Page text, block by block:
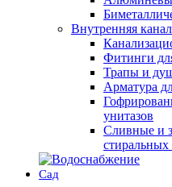
Внутренняя
Фитинги
Трапы и
Арматура
унитазов
Сливные и
Сад